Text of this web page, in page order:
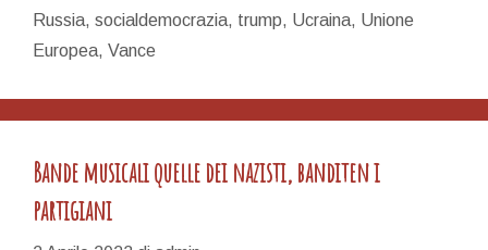
Russia, socialdemocrazia, trump, Ucraina, Unione
Europea, Vance
Bande musicali quelle dei nazisti, banditen i
partigiani